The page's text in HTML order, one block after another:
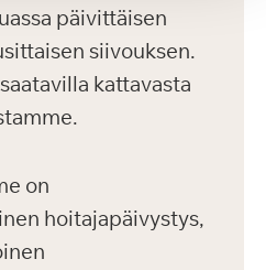
päivittäisen
siivouksen.
kattavasta
on
hoitajapäivystys,